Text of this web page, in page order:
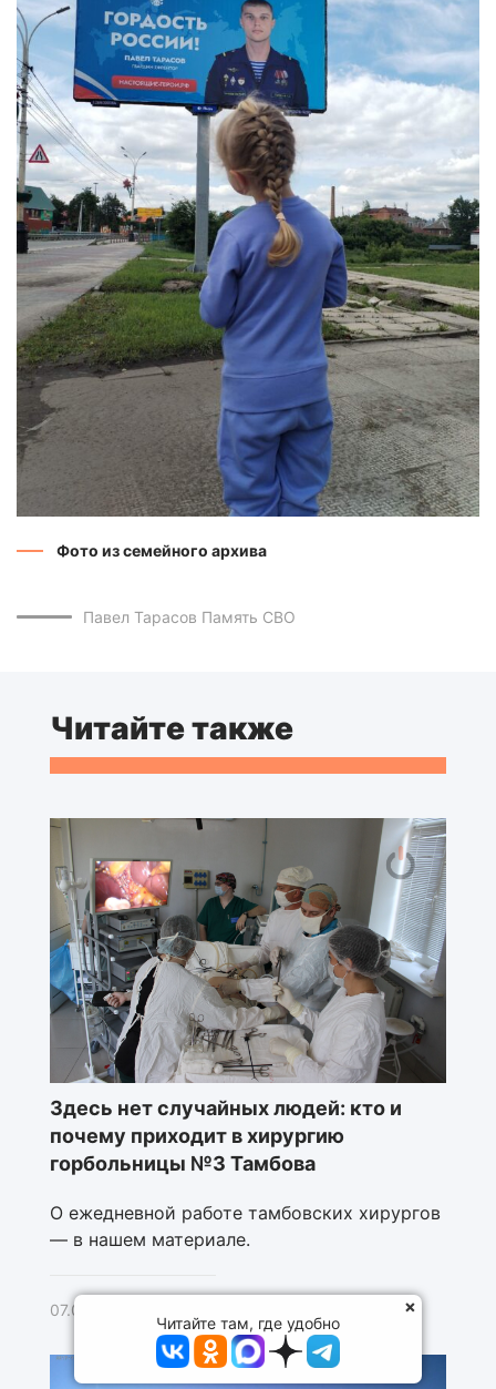
Фото из семейного архива
Павел Тарасов Память СВО
Читайте также
Здесь нет случайных людей: кто и
почему приходит в хирургию
горбольницы №3 Тамбова
О ежедневной работе тамбовских хирургов
— в нашем материале.
07.08.2026
Читайте там, где удобно